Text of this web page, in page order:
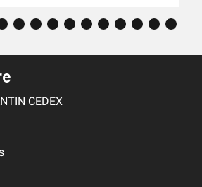
CEDEX